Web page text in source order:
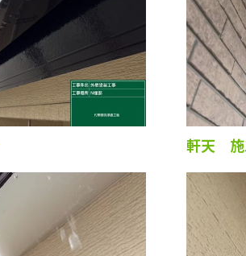
軒天 施